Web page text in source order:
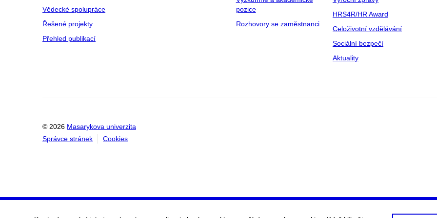
Vědecké spolupráce
Řešené projekty
Přehled publikací
pozice
Rozhovory se zaměstnanci
HRS4R/HR Award
Celoživotní vzdělávání
Sociální bezpečí
Aktuality
© 2026 Masarykova univerzita
Správce stránek
Cookies